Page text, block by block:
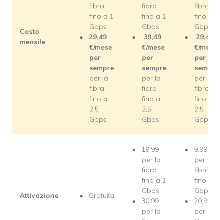
Costo
mensile
fibra
fino a 1
Gbps
29,49
€/mese
per
sempre
per la
fibra
fino a
2,5
Gbps
fibra
fino a 1
Gbps
39,49
€/mese
per
sempre
per la
fibra
fino a
2,5
Gbps
fibra
fino a 1
Gbps
29,49
€/mese
per
sempre
per la
fibra
fino a
2,5
Gbps
Attivazione Gratuita
19,99
per la
fibra
fino a 1
Gbps
30,99
per la
9,99
per la
fibra
fino a 1
Gbps
20,99
per la